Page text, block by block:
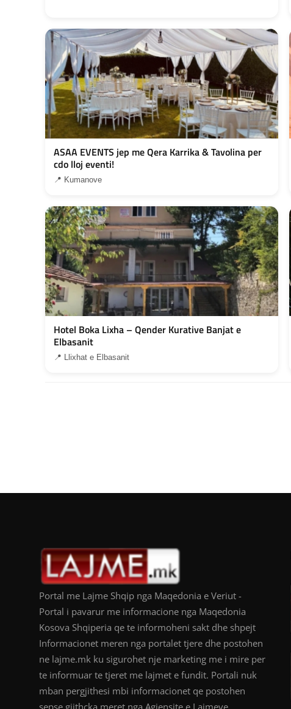
ASAA EVENTS jep me Qera Karrika & Tavolina per
cdo lloj eventi!
📍 Kumanove
Hotel Boka Lixha – Qender Kurative Banjat e
Elbasanit
📍 Llixhat e Elbasanit
Portal me Lajme Shqip nga Maqedonia e Veriut -
Portal i pavarur me informacione nga Maqedonia
Kosova Shqiperia qe te informoheni sakt dhe shpejt
Informacionet meren nga portalet tjere dhe postohen
ne lajme.mk ku sigurohet nje marketing me i mire per
te informuar te tjeret me lajmet e fundit. Portali nuk
mban pergjithesi mbi informacionet qe postohen
sepse gjithcka meret nga Agjensite e Lajmeve